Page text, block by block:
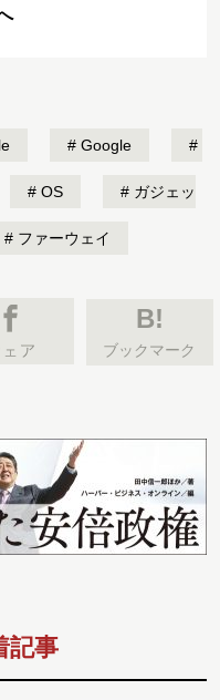
Google
OS ガジェッ
ファーウェイ
B!
ブックマーク
記事